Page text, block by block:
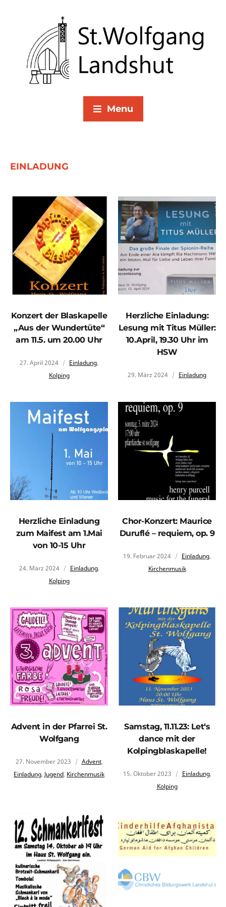
Menu
EINLADUNG
Konzert der Blaskapelle
„Aus der Wundertüte“
am 11.5. um 20.00 Uhr
27. April 2024 Einladung,
Kolping
Herzliche Einladung:
Lesung mit Titus Müller:
10.April, 19.30 Uhr im
HSW
29. März 2024 Einladung
Herzliche Einladung
zum Maifest am 1.Mai
von 10-15 Uhr
24. März 2024 Einladung,
Kolping
Chor-Konzert: Maurice
Duruflé – requiem, op. 9
19. Februar 2024 Einladung,
Kirchenmusik
Advent in der Pfarrei St.
Wolfgang
27. November 2023 Advent,
Einladung, Jugend, Kirchenmusik
Samstag, 11.11.23: Let‘s
dance mit der
Kolpingblaskapelle!
15. Oktober 2023 Einladung,
Kolping